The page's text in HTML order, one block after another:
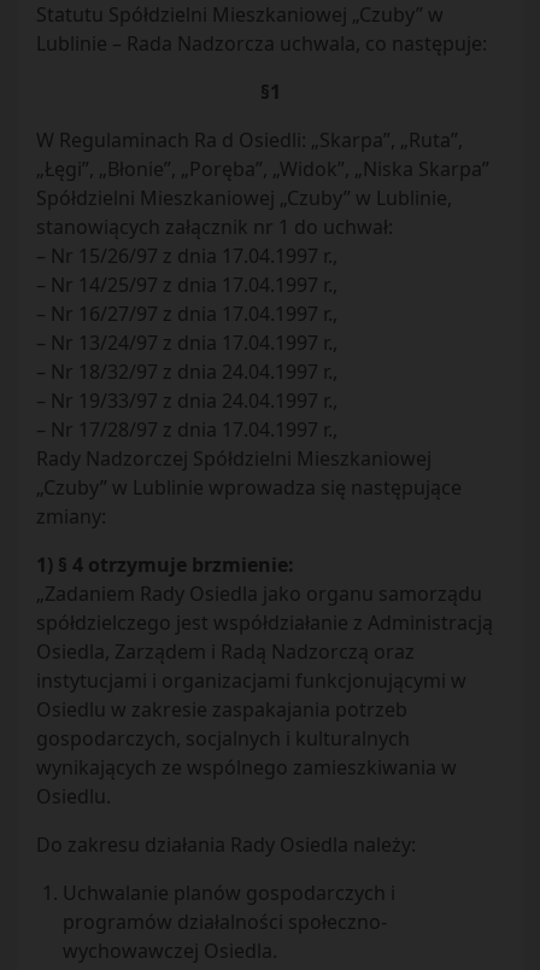
Statutu Spółdzielni Mieszkaniowej „Czuby” w
Lublinie – Rada Nadzorcza uchwala, co następuje:
§1
W Regulaminach Ra d Osiedli: „Skarpa”, „Ruta”,
„Łęgi”, „Błonie”, „Poręba”, „Widok”, „Niska Skarpa”
Spółdzielni Mieszkaniowej „Czuby” w Lublinie,
stanowiących załącznik nr 1 do uchwał:
– Nr 15/26/97 z dnia 17.04.1997 r.,
– Nr 14/25/97 z dnia 17.04.1997 r.,
– Nr 16/27/97 z dnia 17.04.1997 r.,
– Nr 13/24/97 z dnia 17.04.1997 r.,
– Nr 18/32/97 z dnia 24.04.1997 r.,
– Nr 19/33/97 z dnia 24.04.1997 r.,
– Nr 17/28/97 z dnia 17.04.1997 r.,
Rady Nadzorczej Spółdzielni Mieszkaniowej
„Czuby” w Lublinie wprowadza się następujące
zmiany:
1) § 4 otrzymuje brzmienie:
„Zadaniem Rady Osiedla jako organu samorządu
spółdzielczego jest współdziałanie z Administracją
Osiedla, Zarządem i Radą Nadzorczą oraz
instytucjami i organizacjami funkcjonującymi w
Osiedlu w zakresie zaspakajania potrzeb
gospodarczych, socjalnych i kulturalnych
wynikających ze wspólnego zamieszkiwania w
Osiedlu.
Do zakresu działania Rady Osiedla należy:
Uchwalanie planów gospodarczych i
programów działalności społeczno-
wychowawczej Osiedla.